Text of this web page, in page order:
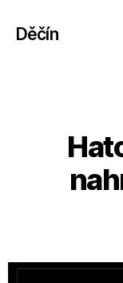
Děčín